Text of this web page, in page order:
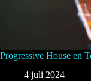
Progressive House en
4 juli 2024